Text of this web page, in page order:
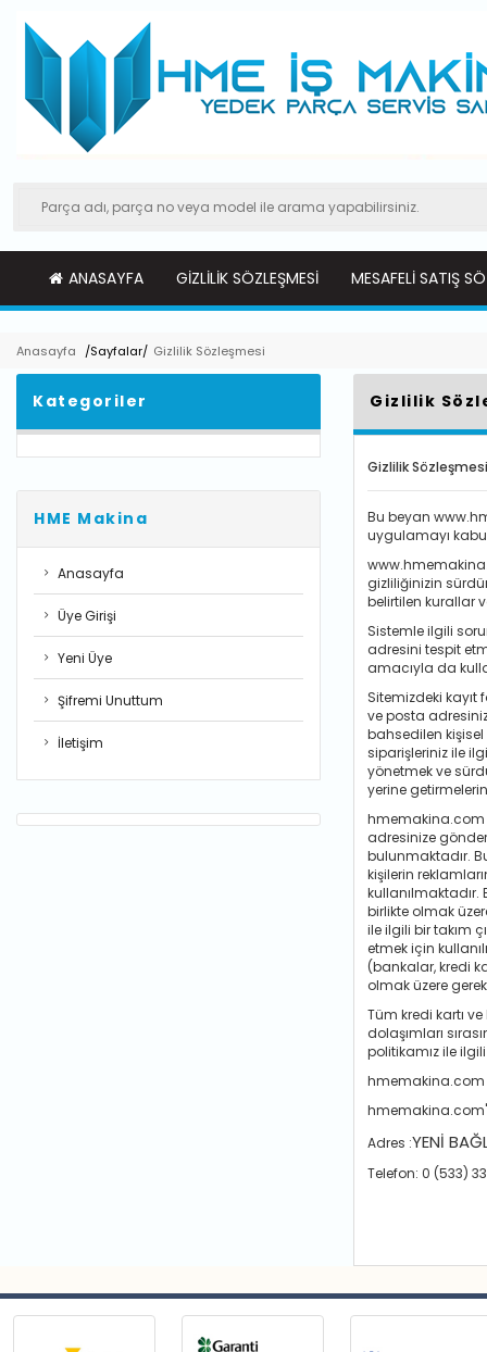
ANASAYFA GIZLILIK SÖZLEŞMESI MESAFELI SATIŞ
Anasayfa /Sayfalar/ Gizlilik Sözleşmesi
Kategoriler
HME Makina
Anasayfa
Üye Girişi
Yeni Üye
Şifremi Unuttum
İletişim
Gizlilik
Gizlilik Sözleşmesi
Bu beyan
uygulamayı
gizliliğinizin
belirtilen kurallar
Sistemle ilgili
adresini tespit
amacıyla da
Sitemizdeki kayıt
ve posta
bahsedilen
siparişleriniz ile
yönetmek ve
yerine
hmemakina.com
adresinize
bulunmaktadır.
kişilerin
birlikte olmak
ile ilgili bir takım
etmek için
(bankalar, kredi
olmak üzere
Tüm kredi kartı
dolaşımları
politikamız ile
hmemakina.com
Adres :YENİ
Telefon: 0 (533)